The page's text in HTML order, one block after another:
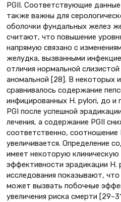
PGII. Соответствующие
также важны для
оболочки фундальных желез
считают, что повышение
напрямую связано с
желудка, вызванными
отличия нормальной
аномальной [28]. В некоторых
сравнивалось содержание
инфицированных H. pylori, до и
PGI после успешной
лечения, а содержание PGII
соответственно, соотношение
увеличивается. Определение
имеет некоторую клиническую
эффективности эрадикации H.
исследования показывают,
может вызвать побочные
увеличения риска смерти